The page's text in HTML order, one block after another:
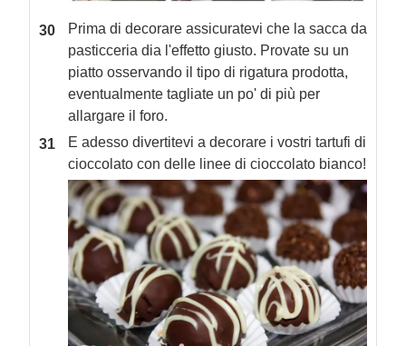
Prima di decorare assicuratevi che la sacca da
pasticceria dia l'effetto giusto. Provate su un
piatto osservando il tipo di rigatura prodotta,
eventualmente tagliate un po' di più per
allargare il foro.
E adesso divertitevi a decorare i vostri tartufi di
cioccolato con delle linee di cioccolato bianco!